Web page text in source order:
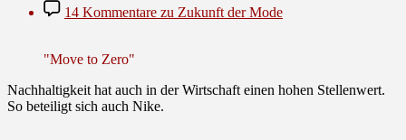
14 Kommentare zu Zukunft der Mode
"Move to Zero"
Nachhaltigkeit hat auch in der Wirtschaft einen hohen Stellenwert.
So beteiligt sich auch Nike.